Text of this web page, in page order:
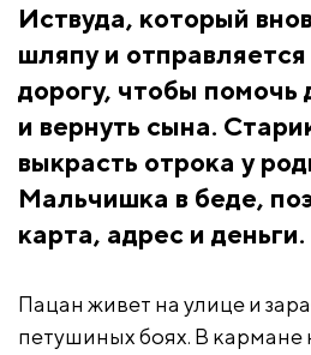
Иствуда, который
шляпу и
дорогу, чтобы помочь
и вернуть сына.
выкрасть отрока у
Мальчишка в беде,
карта, адрес и деньги.
Пацан живет на улице и
петушиных боях. В кармане